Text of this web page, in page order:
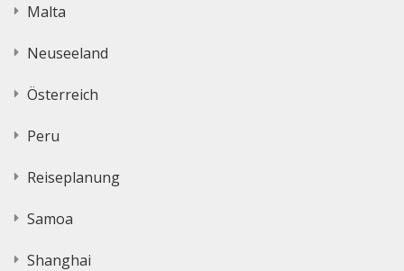
Malta
Neuseeland
Österreich
Peru
Reiseplanung
Samoa
Shanghai